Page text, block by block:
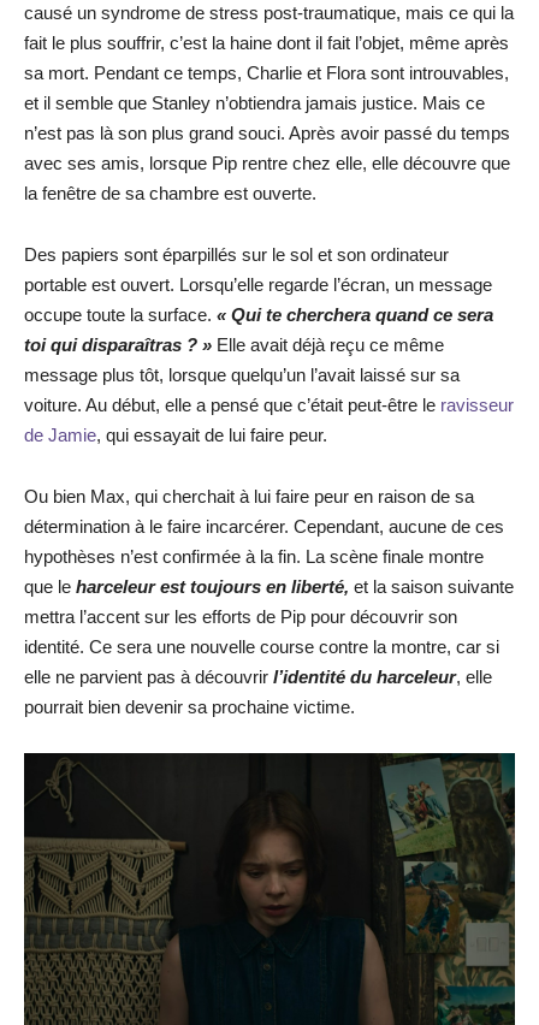
causé un syndrome de stress post-traumatique, mais ce qui la
fait le plus souffrir, c’est la haine dont il fait l’objet, même après
sa mort. Pendant ce temps, Charlie et Flora sont introuvables,
et il semble que Stanley n’obtiendra jamais justice. Mais ce
n’est pas là son plus grand souci. Après avoir passé du temps
avec ses amis, lorsque Pip rentre chez elle, elle découvre que
la fenêtre de sa chambre est ouverte.
Des papiers sont éparpillés sur le sol et son ordinateur
portable est ouvert. Lorsqu’elle regarde l’écran, un message
occupe toute la surface. « Qui te cherchera quand ce sera
toi qui disparaîtras ? » Elle avait déjà reçu ce même
message plus tôt, lorsque quelqu’un l’avait laissé sur sa
voiture. Au début, elle a pensé que c’était peut-être le ravisseur
de Jamie, qui essayait de lui faire peur.
Ou bien Max, qui cherchait à lui faire peur en raison de sa
détermination à le faire incarcérer. Cependant, aucune de ces
hypothèses n’est confirmée à la fin. La scène finale montre
que le harceleur est toujours en liberté, et la saison suivante
mettra l’accent sur les efforts de Pip pour découvrir son
identité. Ce sera une nouvelle course contre la montre, car si
elle ne parvient pas à découvrir l’identité du harceleur, elle
pourrait bien devenir sa prochaine victime.